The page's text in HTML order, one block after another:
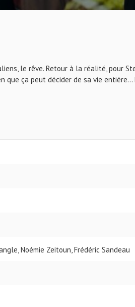
le rêve. Retour à la réalité, pour
que ça peut décider de sa vie
Noémie Zeitoun, Frédéric Sandeau